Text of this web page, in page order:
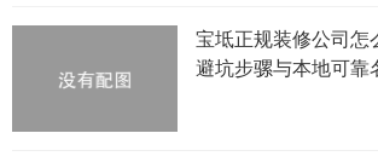
宝坻正规装修公司怎
避坑步骡与本地可靠